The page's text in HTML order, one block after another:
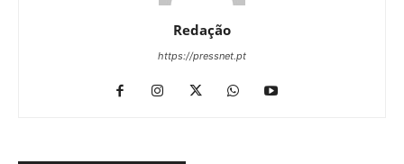
Redação
https://pressnet.pt